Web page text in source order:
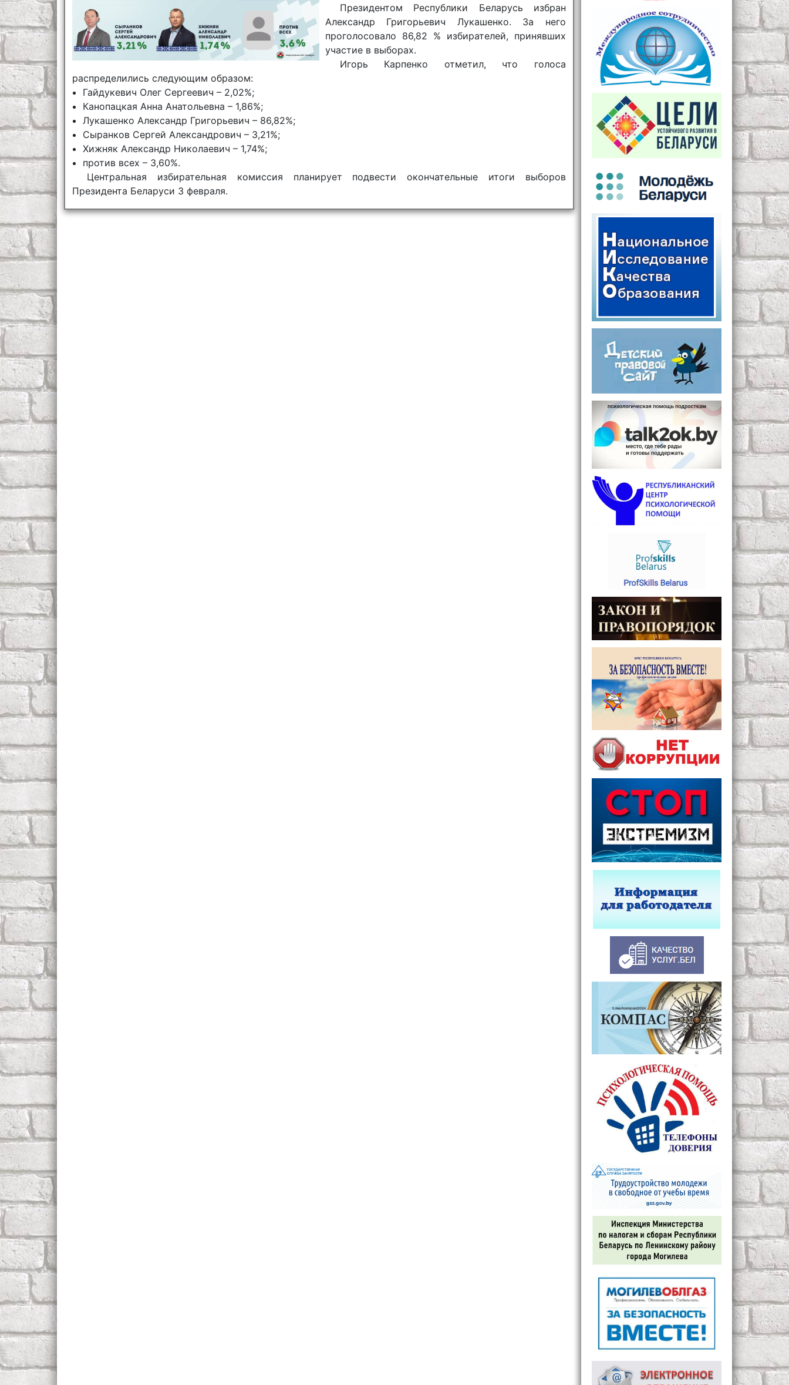
Президентом Республики Беларусь избран
Александр Григорьевич Лукашенко. За него
проголосовало 86,82 % избирателей, принявших
участие в выборах.
Игорь Карпенко отметил, что голоса
распределились следующим образом:
Гайдукевич Олег Сергеевич – 2,02%;
Канопацкая Анна Анатольевна – 1,86%;
Лукашенко Александр Григорьевич – 86,82%;
Сыранков Сергей Александрович – 3,21%;
Хижняк Александр Николаевич – 1,74%;
против всех – 3,60%.
Центральная избирательная комиссия планирует подвести окончательные итоги выборов
Президента Беларуси 3 февраля.